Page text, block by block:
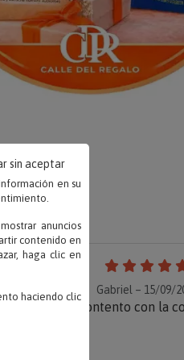
Gabriel – 15/09/
«Contento con la
en su
anuncios
contenido en
haga clic en
haciendo clic
sin aceptar